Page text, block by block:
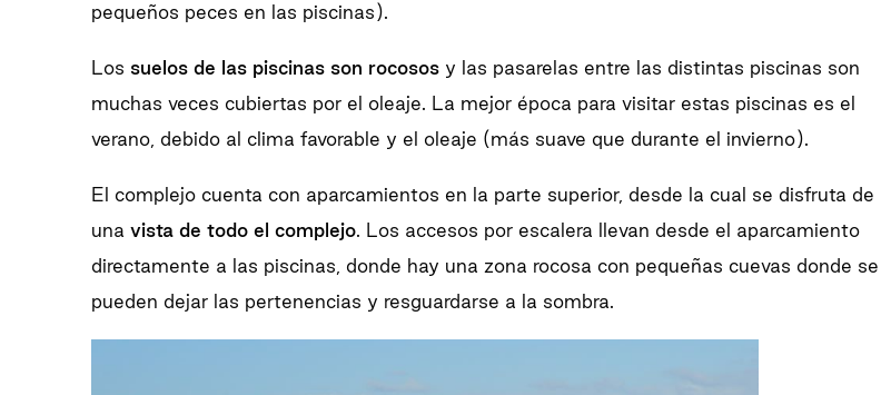
pequeños peces en las piscinas).
Los suelos de las piscinas son rocosos y las pasarelas entre las distintas piscinas son
muchas veces cubiertas por el oleaje. La mejor época para visitar estas piscinas es el
verano, debido al clima favorable y el oleaje (más suave que durante el invierno).
El complejo cuenta con aparcamientos en la parte superior, desde la cual se disfruta de
una vista de todo el complejo. Los accesos por escalera llevan desde el aparcamiento
directamente a las piscinas, donde hay una zona rocosa con pequeñas cuevas donde se
pueden dejar las pertenencias y resguardarse a la sombra.